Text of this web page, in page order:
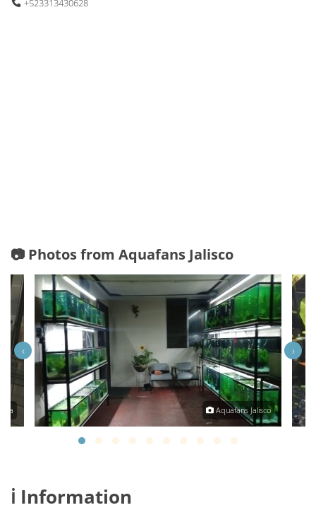
📷 Photos from Aquafans Jalisco
Aquafans Jalisco
‹ ›
ℹ️ Information